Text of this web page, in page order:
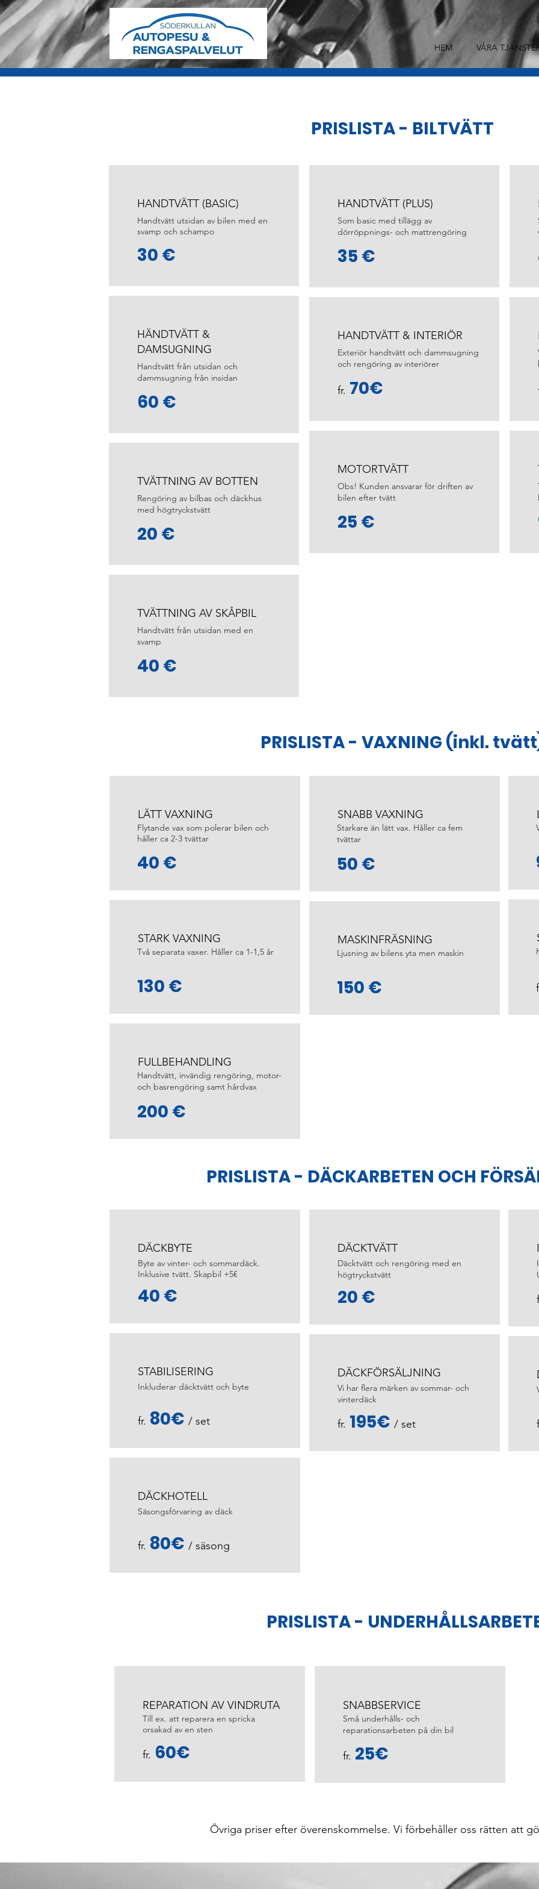
HEM VÅRA
PRISLISTA - BILTVÄTT
HANDTVÄTT (BASIC)
Handtvätt utsidan av bilen med en
svamp och schampo
30 €
HÄNDTVÄTT &
DAMSUGNING
Handtvätt från utsidan och
dammsugning från insidan
60 €
TVÄTTNING AV BOTTEN
Rengöring av bilbas och däckhus
med högtryckstvätt
20 €
TVÄTTNING AV SKÅPBIL
Handtvätt från utsidan med en
svamp
40 €
HANDTVÄTT (PLUS)
Som basic med tillägg av
dörröppnings- och mattrengöring
35 €
HANDTVÄTT & INTERIÖR
Exteriör handtvätt och dammsugning
och rengöring av interiörer
fr. 70€
MOTORTVÄTT
Obs! Kunden ansvarar för driften av
bilen efter tvätt
25 €
PRISLISTA - VAXNING (inkl.
LÄTT VAXNING
Flytande vax som polerar bilen och
håller ca 2-3 tvättar
40 €
STARK VAXNING
Två separata vaxer. Håller ca 1-1,5 år
130 €
FULLBEHANDLING
Handtvätt, invändig rengöring, motor-
och basrengöring samt hårdvax
200 €
SNABB VAXNING
Starkare än lätt vax. Håller ca fem
tvättar
50 €
MASKINFRÄSNING
Ljusning av bilens yta men maskin
150 €
PRISLISTA - DÄCKARBETEN OCH
DÄCKBYTE
Byte av vinter- och sommardäck.
Inklusive tvätt. Skapbil +5€
40 €
STABILISERING
Inkluderar däcktvätt och byte
fr. 80€ / set
DÄCKHOTELL
Säsongsförvaring av däck
fr. 80€ / säsong
DÄCKTVÄTT
Däcktvätt och rengöring med en
högtryckstvätt
20 €
DÄCKFÖRSÄLJNING
Vi har flera märken av sommar- och
vinterdäck
fr. 195€ / set
PRISLISTA -
REPARATION AV VINDRUTA
Till ex. att reparera en spricka
orsakad av en sten
fr. 60€
SNABBSERVICE
Små underhålls- och
reparationsarbeten på din bil
fr. 25€
Övriga priser efter överenskommelse. Vi förbehåller oss rätten att